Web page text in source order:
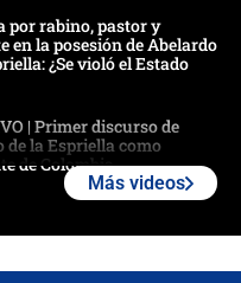
por rabino, pastor y
en la posesión de Abelardo
¿Se violó el Estado
| Primer discurso de
de la Espriella como
de Colombia
Más videos